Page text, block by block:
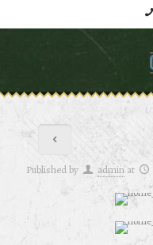
Published by admin at